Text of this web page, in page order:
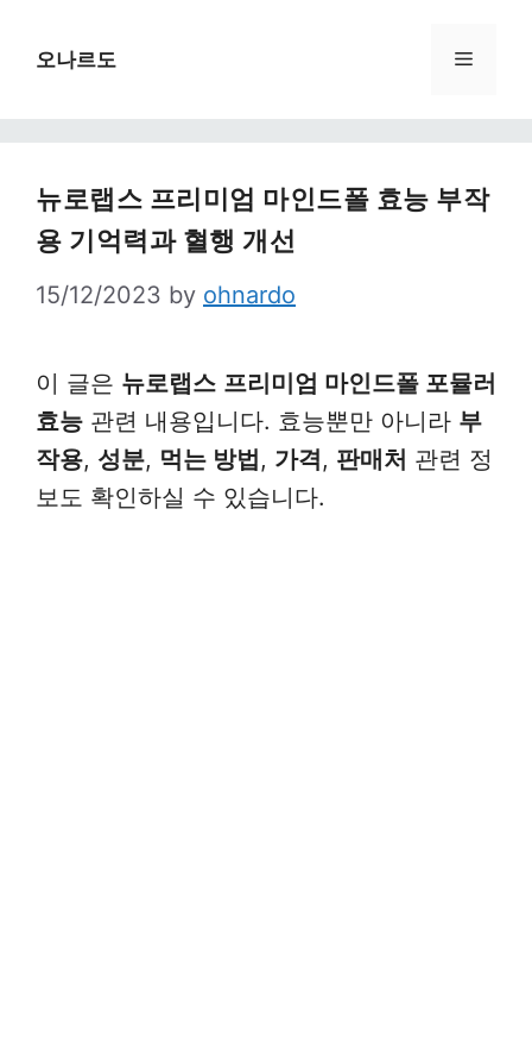
오나르도 Menu
뉴로랩스 프리미엄 마인드폴 효능 부작
용 기억력과 혈행 개선
15/12/2023 by ohnardo
이 글은 뉴로랩스 프리미엄 마인드폴 포뮬러
효능 관련 내용입니다. 효능뿐만 아니라 부
작용, 성분, 먹는 방법, 가격, 판매처 관련 정
보도 확인하실 수 있습니다.